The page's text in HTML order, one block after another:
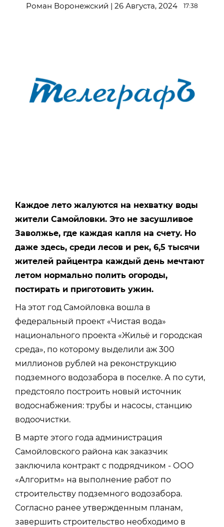
Роман Воронежский | 26 Августа, 2024 17:38
Каждое лето жалуются на нехватку воды
жители Самойловки. Это не засушливое
Заволжье, где каждая капля на счету. Но
даже здесь, среди лесов и рек, 6,5 тысячи
жителей райцентра каждый день мечтают
летом нормально полить огороды,
постирать и приготовить ужин.
На этот год Самойловка вошла в
федеральный проект «Чистая вода»
национального проекта «Жильё и городская
среда», по которому выделили аж 300
миллионов рублей на реконструкцию
подземного водозабора в поселке. А по сути,
предстояло построить новый источник
водоснабжения: трубы и насосы, станцию
водоочистки.
В марте этого года администрация
Самойловского района как заказчик
заключила контракт с подрядчиком - ООО
«Алгоритм» на выполнение работ по
строительству подземного водозабора.
Согласно ранее утвержденным планам,
завершить строительство необходимо в